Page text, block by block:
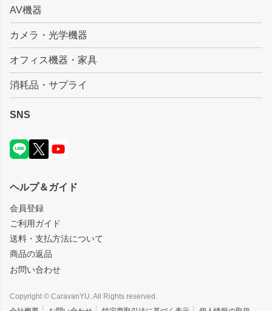
AV機器
カメラ・光学機器
オフィス機器・家具
消耗品・サプライ
SNS
ヘルプ＆ガイド
会員登録
ご利用ガイド
送料・支払方法について
商品の返品
お問い合わせ
Copyright © CaravanYU. All Rights reserved.